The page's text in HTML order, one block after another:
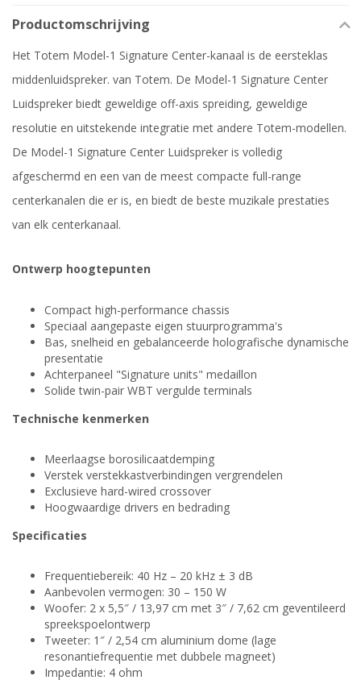
Productomschrijving
Het Totem Model-1 Signature Center-kanaal is de eersteklas
middenluidspreker. van Totem. De Model-1 Signature Center
Luidspreker biedt geweldige off-axis spreiding, geweldige
resolutie en uitstekende integratie met andere Totem-modellen.
De Model-1 Signature Center Luidspreker is volledig
afgeschermd en een van de meest compacte full-range
centerkanalen die er is, en biedt de beste muzikale prestaties
van elk centerkanaal.
Ontwerp hoogtepunten
Compact high-performance chassis
Speciaal aangepaste eigen stuurprogramma's
Bas, snelheid en gebalanceerde holografische dynamische
presentatie
Achterpaneel "Signature units" medaillon
Solide twin-pair WBT vergulde terminals
Technische kenmerken
Meerlaagse borosilicaatdemping
Verstek verstekkastverbindingen vergrendelen
Exclusieve hard-wired crossover
Hoogwaardige drivers en bedrading
Specificaties
Frequentiebereik: 40 Hz – 20 kHz ± 3 dB
Aanbevolen vermogen: 30 – 150 W
Woofer: 2 x 5,5″ / 13,97 cm met 3″ / 7,62 cm geventileerd
spreekspoelontwerp
Tweeter: 1″ / 2,54 cm aluminium dome (lage
resonantiefrequentie met dubbele magneet)
Impedantie: 4 ohm